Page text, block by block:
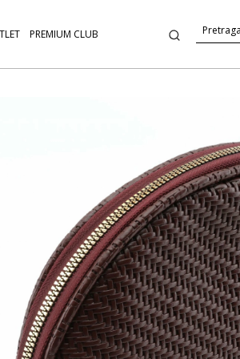
PREMIUM CLUB